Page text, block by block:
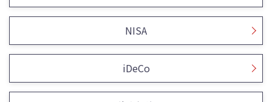
NISA
iDeCo